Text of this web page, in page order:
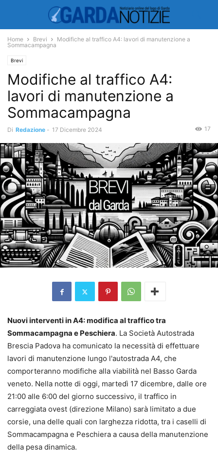
Home Brevi
Modifiche al traffico A4: lavori di manutenzione a
Sommacampagna
Brevi
Modifiche al traffico A4:
lavori di manutenzione a
Sommacampagna
Di Redazione - 17 Dicembre 2024 17
Nuovi interventi in A4: modifica al traffico tra
Sommacampagna e Peschiera. La Società Autostrada
Brescia Padova ha comunicato la necessità di effettuare
lavori di manutenzione lungo l'autostrada A4, che
comporteranno modifiche alla viabilità nel Basso Garda
veneto. Nella notte di oggi, martedì 17 dicembre, dalle ore
21:00 alle 6:00 del giorno successivo, il traffico in
carreggiata ovest (direzione Milano) sarà limitato a due
corsie, una delle quali con larghezza ridotta, tra i caselli di
Sommacampagna e Peschiera a causa della manutenzione
della pesa dinamica.